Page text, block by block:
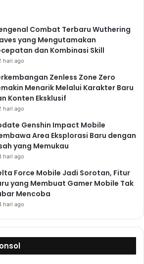
Combat Terbaru Wuthering
yang Mengutamakan
dan Kombinasi Skill
hari ago
Zenless Zone Zero
Menarik Melalui Karakter Baru
Konten Eksklusif
hari ago
Genshin Impact Mobile
Area Eksplorasi Baru dengan
yang Memukau
hari ago
Force Mobile Jadi Sorotan, Fitur
yang Membuat Gamer Mobile Tak
Mencoba
hari ago